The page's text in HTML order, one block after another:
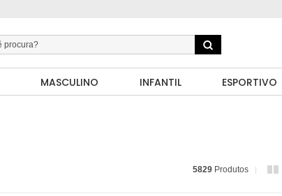
MASCULINO INFANTIL ESPORTIVO
5829 Produtos